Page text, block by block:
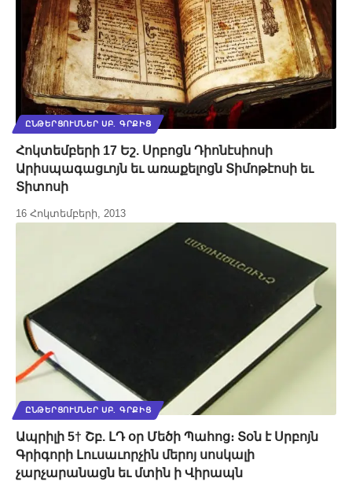
ԸՆԹԵՐՑՈՒՄՆԵՐ ՍԲ. ԳՐՔԻՑ
Հոկտեմբերի 17 Եշ. Սրբոցն Դիոնէսիոսի
Արիսպագացւոյն եւ առաքելոցն Տիմոթէոսի եւ
Տիտոսի
16 Հոկտեմբերի, 2013
ԸՆԹԵՐՑՈՒՄՆԵՐ ՍԲ. ԳՐՔԻՑ
Ապրիլի 5† Շբ. ԼԴ օր Մեծի Պահոց։ Տօն է Սրբոյն
Գրիգորի Լուսաւորչին մերոյ սոսկալի
չարչարանացն եւ մտին ի Վիրապն